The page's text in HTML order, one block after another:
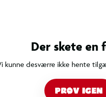
Der skete en
kunne desværre ikke hente
PRØV IGEN